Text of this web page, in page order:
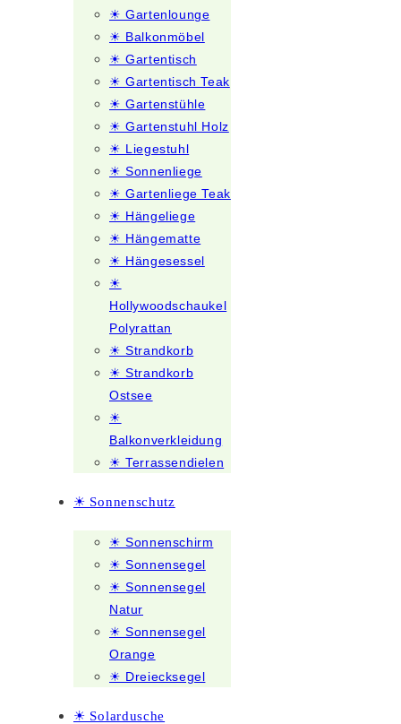
☀ Gartenlounge
☀ Balkonmöbel
☀ Gartentisch
☀ Gartentisch Teak
☀ Gartenstühle
☀ Gartenstuhl Holz
☀ Liegestuhl
☀ Sonnenliege
☀ Gartenliege Teak
☀ Hängeliege
☀ Hängematte
☀ Hängesessel
☀
Hollywoodschaukel
Polyrattan
☀ Strandkorb
☀ Strandkorb
Ostsee
☀
Balkonverkleidung
☀ Terrassendielen
☀ Sonnenschutz
☀ Sonnenschirm
☀ Sonnensegel
☀ Sonnensegel
Natur
☀ Sonnensegel
Orange
☀ Dreiecksegel
☀ Solardusche